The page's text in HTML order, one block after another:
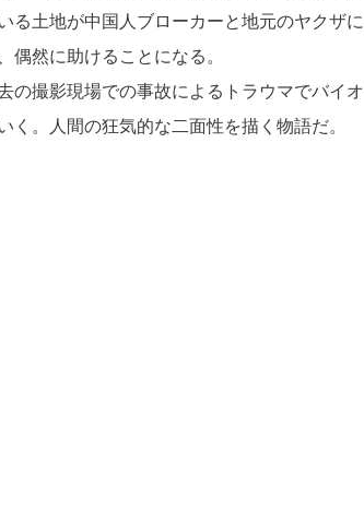
る土地が中国人ブローカーと地元のヤクザに
然に助けることになる。
の撮影現場での事故によるトラウマでバイオ
。人間の狂気的な二面性を描く物語だ。